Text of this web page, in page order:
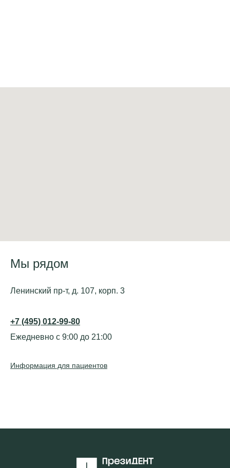
Мы рядом
Ленинский пр-т, д. 107, корп. 3
+7 (495) 012-99-80
Ежедневно с 9:00 до 21:00
Информация для пациентов